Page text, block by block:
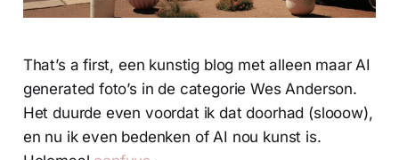
That’s a first, een kunstig blog met alleen maar AI
generated foto’s in de categorie Wes Anderson.
Het duurde even voordat ik dat doorhad (slooow),
en nu ik even bedenken of AI nou kunst is.